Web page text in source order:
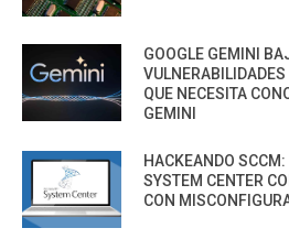
GOOGLE GEMINI
QUE NECESITA
GEMINI
HACKEANDO
SYSTEM CENTER
CON